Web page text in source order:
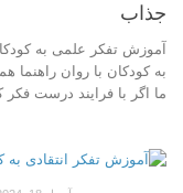
جذاب
آموزش تفکر علمی به
به کودکان با روان راهنما
ما اگر با فرایند درست فکر